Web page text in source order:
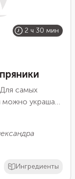
2 ч 30 мин
самых
украшать
Ингредиенты